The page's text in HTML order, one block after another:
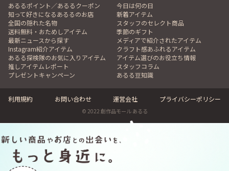
あるるポイント／あるるクーポン
今日は何の日
知って好きになるあるるのお店
新着アイテム
全国の隠れた名物
スタッフのセレクト商品
送料無料・おためしアイテム
季節のギフト
最新ニュースから探す
メディアで紹介されたアイテム
Instagram紹介アイテム
クラフト感あふれるアイテム
あるる探検隊のお気に入りアイテム
アイテム選びのお役立ち情報
推しアイテムレポート
スタッフコラム
プレゼントキャンペーン
あるる豆知識
利用規約 お問い合わせ 運営会社 プライバシーポリシー
© 2022 創作品モール あるる